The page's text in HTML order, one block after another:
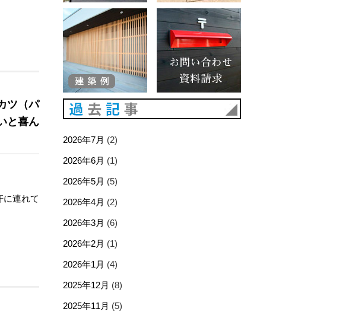
ツ（パ
と喜ん
に連れて
2026年7月 (2)
2026年6月 (1)
2026年5月 (5)
2026年4月 (2)
2026年3月 (6)
2026年2月 (1)
2026年1月 (4)
2025年12月 (8)
2025年11月 (5)